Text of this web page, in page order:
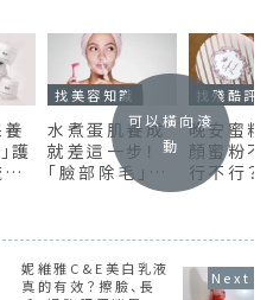
護
5
找美容知識
水煮蛋肌養成
就差這一步！
「臉部除毛」不
一定要靠醫
用你也能自己
來
找殘酷評
晚安蜜粉
顏蜜粉不
行不行？
過夜是否
可以橫向滾
動
妮維雅C&E美白乳液
真的有效？擦臉、長